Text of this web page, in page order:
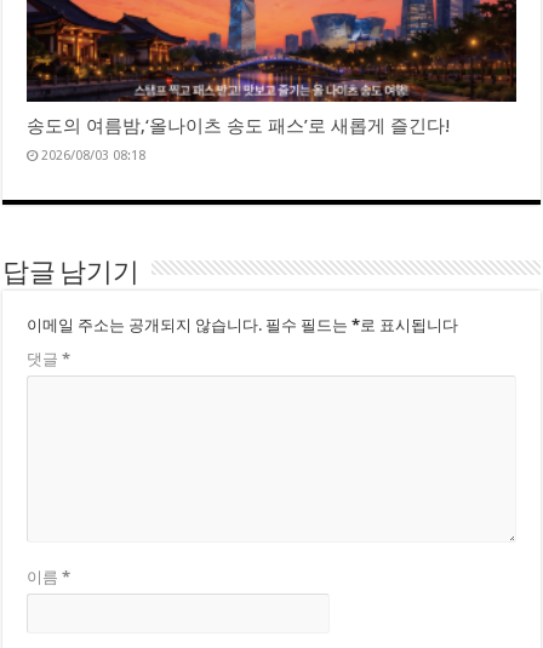
송도의 여름밤,‘올나이츠 송도 패스’로 새롭게 즐긴다!
2026/08/03 08:18
답글 남기기
이메일 주소는 공개되지 않습니다. 필수 필드는*로 표시됩니다
댓글*
이름*